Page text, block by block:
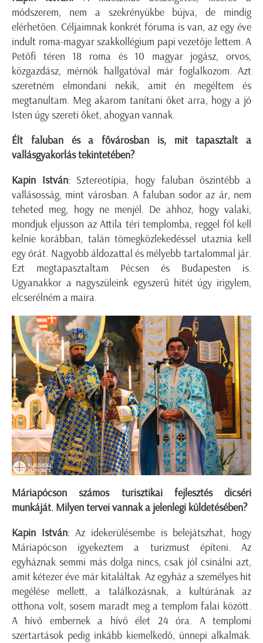
módszerem, nem a szekrényükbe bújva, de mindig
elérhetően. Céljaimnak konkrét fóruma is van, az egy éve
indult roma-magyar szakkollégium papi vezetője lettem. A
Petőfi téren 18 roma és 10 magyar jogász, orvos,
közgazdász, mérnök hallgatóval már foglalkozom. Azt
szeretném elmondani nekik, amit én megéltem és
megtanultam. Meg akarom tanítani őket arra, hogy a jó
Isten úgy szereti őket, ahogyan vannak.
Élt faluban és a fővárosban is, mit tapasztalt a
vallásgyakorlás tekintetében?
Kapin István: Sztereotípia, hogy faluban őszintébb a
vallásosság, mint városban. A faluban sodor az ár, nem
teheted meg, hogy ne menjél. De ahhoz, hogy valaki,
mondjuk eljusson az Attila téri templomba, reggel föl kell
kelnie korábban, talán tömegközlekedéssel utaznia kell
egy órát. Nagyobb áldozattal és mélyebb tartalommal jár.
Ezt megtapasztaltam Pécsen és Budapesten is.
Ugyanakkor a nagyszüleink egyszerű hitét úgy irigylem,
elcserélném a maira.
Máriapócson számos turisztikai fejlesztés dicséri
munkáját. Milyen tervei vannak a jelenlegi küldetésében?
Kapin István: Az idekerülésembe is belejátszhat, hogy
Máriapócson igyekeztem a turizmust építeni. Az
egyháznak semmi más dolga nincs, csak jól csinálni azt,
amit kétezer éve már kitaláltak. Az egyház a személyes hit
megélése mellett, a találkozásnak, a kultúrának az
otthona volt, sosem maradt meg a templom falai között.
A hívő embernek a hívő élet 24 óra. A templomi
szertartások pedig inkább kiemelkedő, ünnepi alkalmak.